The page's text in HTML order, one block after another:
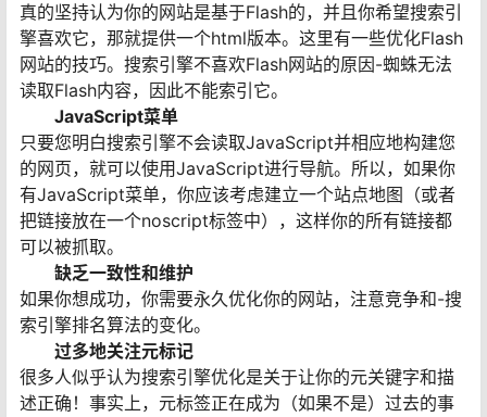
真的坚持认为你的网站是基于Flash的，并且你希望搜索引
擎喜欢它，那就提供一个html版本。这里有一些优化Flash
网站的技巧。搜索引擎不喜欢Flash网站的原因-蜘蛛无法
读取Flash内容，因此不能索引它。
JavaScript菜单
只要您明白搜索引擎不会读取JavaScript并相应地构建您
的网页，就可以使用JavaScript进行导航。所以，如果你
有JavaScript菜单，你应该考虑建立一个站点地图（或者
把链接放在一个noscript标签中），这样你的所有链接都
可以被抓取。
缺乏一致性和维护
如果你想成功，你需要永久优化你的网站，注意竞争和-搜
索引擎排名算法的变化。
过多地关注元标记
很多人似乎认为搜索引擎优化是关于让你的元关键字和描
述正确！事实上，元标签正在成为（如果不是）过去的事